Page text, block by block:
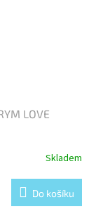
LOVE
Skladem
Do košíku